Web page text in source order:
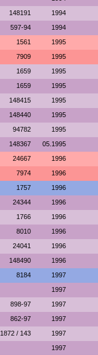
148191 1994
597-94 1994
1561 1995
7909 1995
1659 1995
1659 1995
148415 1995
148440 1995
94782 1995
148367 05.1995
24667 1996
7974 1996
1757 1996
24344 1996
1766 1996
8010 1996
24041 1996
148490 1996
8184 1997
1997
898-97 1997
862-97 1997
1872 / 143 1997
1997